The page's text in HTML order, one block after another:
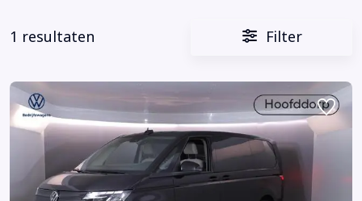
1 resultaten Filter